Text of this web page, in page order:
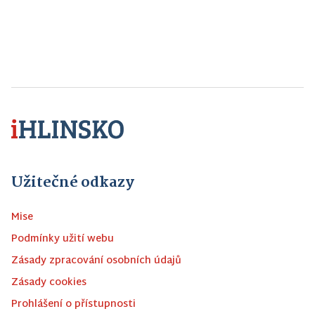
Užitečné odkazy
Mise
Podmínky užití webu
Zásady zpracování osobních údajů
Zásady cookies
Prohlášení o přístupnosti